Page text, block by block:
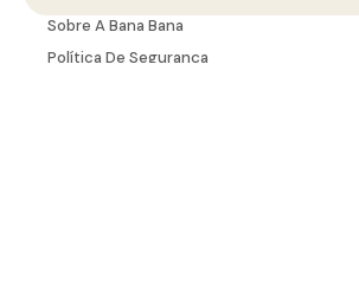
Sobre A Bana Bana
Política De Segurança